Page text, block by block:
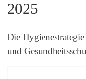
2025
Die
und